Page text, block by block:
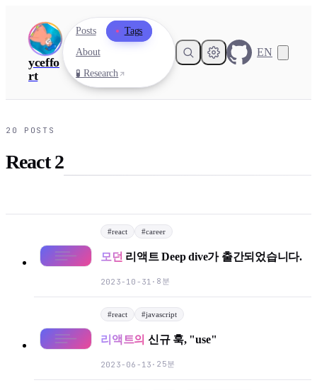
yceffo
rt
Posts
Tags
About
🧪 Research
EN
20 POSTS
React 2
#react #career
모던 리액트 Deep dive가 출간되었습니다.
2023-10-31 · 8분
#react #javascript
리액트의 신규 훅, "use"
2023-06-13 · 25분